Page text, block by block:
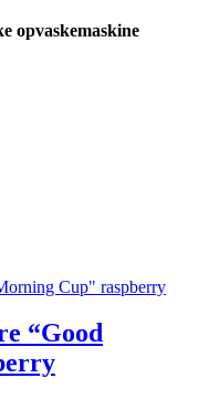
opvaskemaskine
“Good